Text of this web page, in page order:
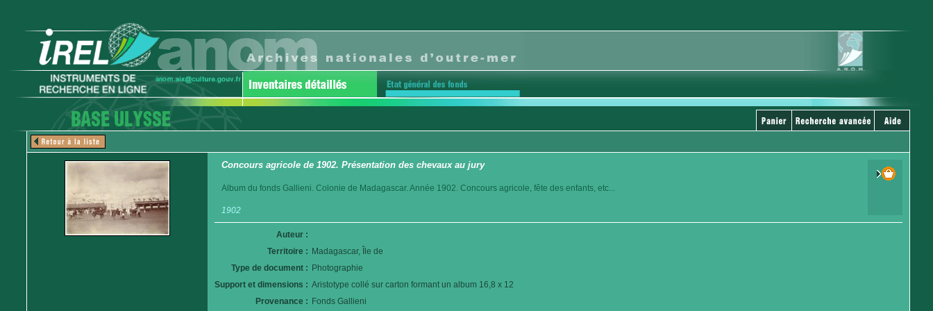
Concours agricole de 1902. Présentation des chevaux au jury
Album du fonds Gallieni. Colonie de Madagascar. Année 1902. Concours agricole, fête des enfants, etc...
1902
Auteur :
Territoire : Madagascar, Île de
Type de document : Photographie
Support et dimensions : Aristotype collé sur carton formant un album 16,8 x 12
Provenance : Fonds Gallieni